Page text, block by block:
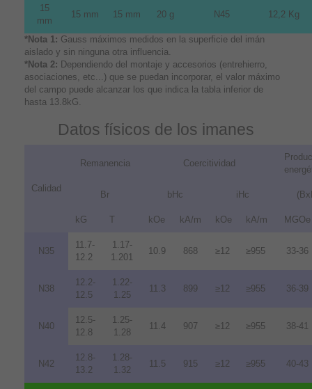
15
mm
15 mm 15 mm 20 g N45 12,2 Kg
*Nota 1: Gauss máximos medidos en la superficie del imán
aislado y sin ninguna otra influencia.
*Nota 2: Dependiendo del montaje y accesorios (entrehierro,
asociaciones, etc...) que se puedan incorporar, el valor máximo
del campo puede alcanzar los que indica la tabla inferior de
hasta 13.8kG.
Datos físicos de los imanes
Calidad
Remanencia Coercitividad
Br bHc iHc
kG T kOe kA/m kOe kA/m MGOe
N35
11.7-
12.2
1.17-
1.201
10.9 868 ≥12 ≥955 33-36
N38
12.2-
12.5
1.22-
1.25
11.3 899 ≥12 ≥955 36-39
N40
12.5-
12.8
1.25-
1.28
11.4 907 ≥12 ≥955 38-41
N42
12.8-
13.2
1.28-
1.32
11.5 915 ≥12 ≥955 40-43